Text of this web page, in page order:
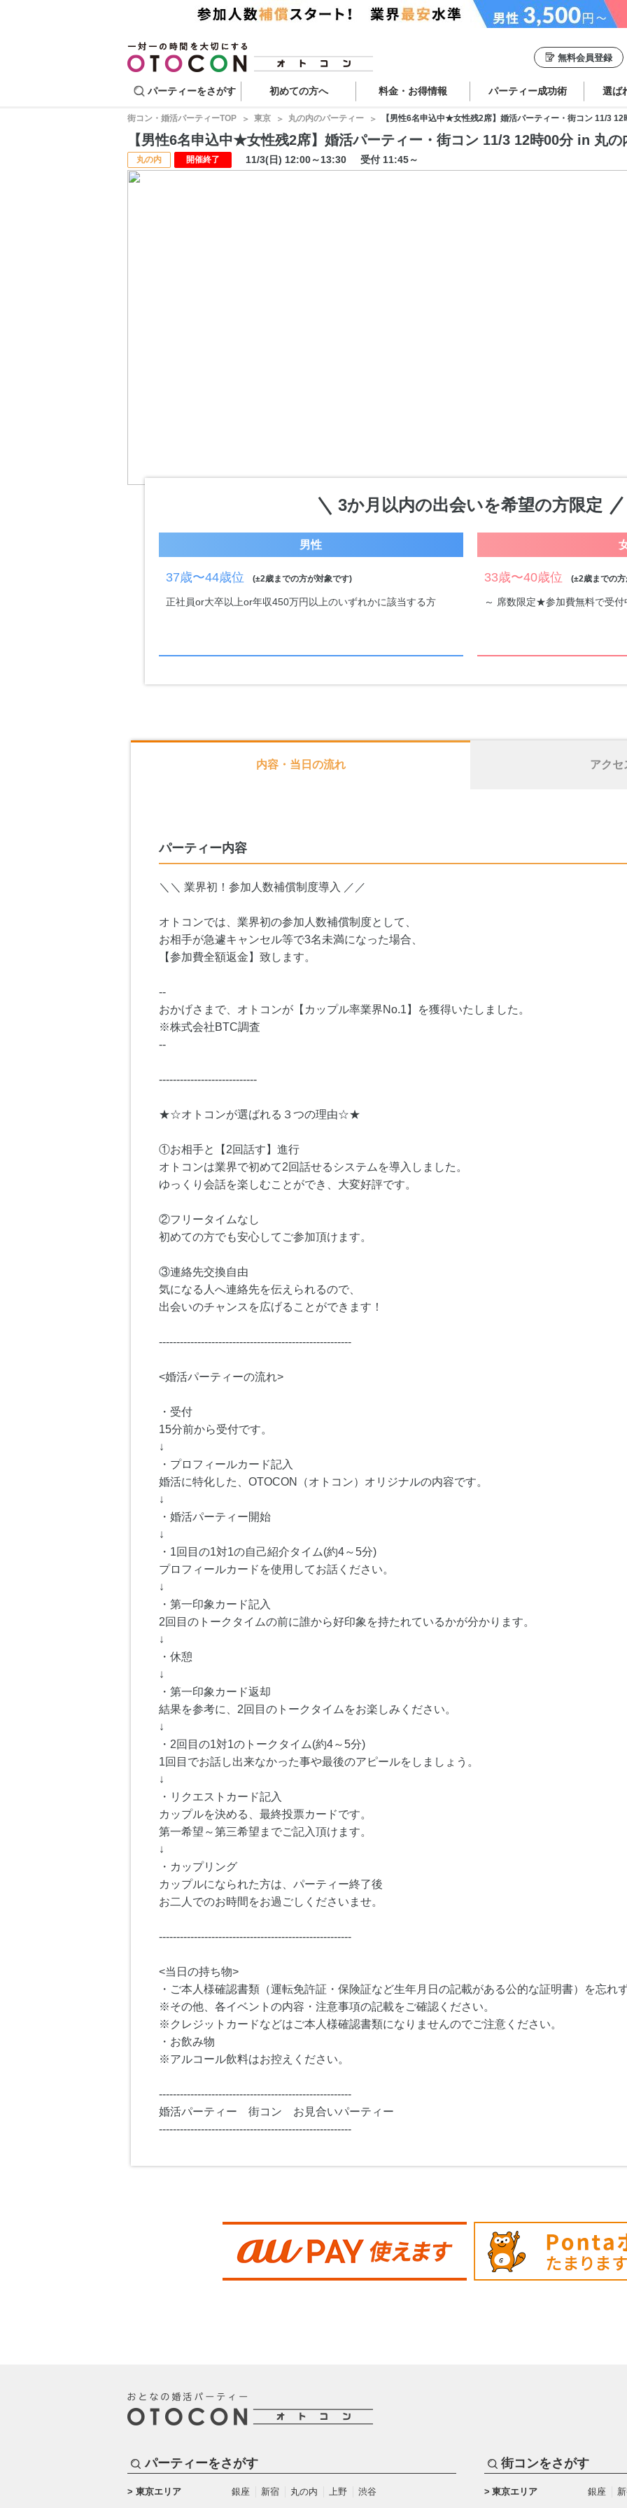
無料会員登録
パーティーをさがす 初めての方へ 料金・お得情報 パーティー成功術 選ば
街コン・婚活パーティーTOP 東京 丸の内のパーティー 【男性6名申込中★女性残2席】婚活パーティー・街コン 11/3 12
【男性6名申込中★女性残2席】婚活パーティー・街コン 11/3 12時00分 in 丸の
丸の内 開催終了 11/3(日) 12:00～13:30 受付 11:45～
3か月以内の出会いを希望の方限定
男性
37歳〜44歳位 (±2歳までの方が対象です)
正社員or大卒以上or年収450万円以上のいずれかに該当する方
33歳〜40歳位 (±2歳までの方
～ 席数限定★参加費無料で受付
内容・当日の流れ アクセ
パーティー内容
＼＼ 業界初！参加人数補償制度導入 ／／
オトコンでは、業界初の参加人数補償制度として、
お相手が急遽キャンセル等で3名未満になった場合、
【参加費全額返金】致します。
--
おかげさまで、オトコンが【カップル率業界No.1】を獲得いたしました。
※株式会社BTC調査
--
----------------------------
★☆オトコンが選ばれる３つの理由☆★
①お相手と【2回話す】進行
オトコンは業界で初めて2回話せるシステムを導入しました。
ゆっくり会話を楽しむことができ、大変好評です。
②フリータイムなし
初めての方でも安心してご参加頂けます。
③連絡先交換自由
気になる人へ連絡先を伝えられるので、
出会いのチャンスを広げることができます！
-------------------------------------------------------
<婚活パーティーの流れ>
・受付
15分前から受付です。
↓
・プロフィールカード記入
婚活に特化した、OTOCON（オトコン）オリジナルの内容です。
↓
・婚活パーティー開始
↓
・1回目の1対1の自己紹介タイム(約4～5分)
プロフィールカードを使用してお話ください。
↓
・第一印象カード記入
2回目のトークタイムの前に誰から好印象を持たれているかが分かります。
↓
・休憩
↓
・第一印象カード返却
結果を参考に、2回目のトークタイムをお楽しみください。
↓
・2回目の1対1のトークタイム(約4～5分)
1回目でお話し出来なかった事や最後のアピールをしましょう。
↓
・リクエストカード記入
カップルを決める、最終投票カードです。
第一希望～第三希望までご記入頂けます。
↓
・カップリング
カップルになられた方は、パーティー終了後
お二人でのお時間をお過ごしくださいませ。
-------------------------------------------------------
<当日の持ち物>
・ご本人様確認書類（運転免許証・保険証など生年月日の記載がある公的な証明書）を忘れ
※その他、各イベントの内容・注意事項の記載をご確認ください。
※クレジットカードなどはご本人様確認書類になりませんのでご注意ください。
・お飲み物
※アルコール飲料はお控えください。
-------------------------------------------------------
婚活パーティー 街コン お見合いパーティー
-------------------------------------------------------
パーティーをさがす
東京エリア 銀座 新宿 丸の内 上野 渋谷
街コンをさがす
東京エリア 銀座